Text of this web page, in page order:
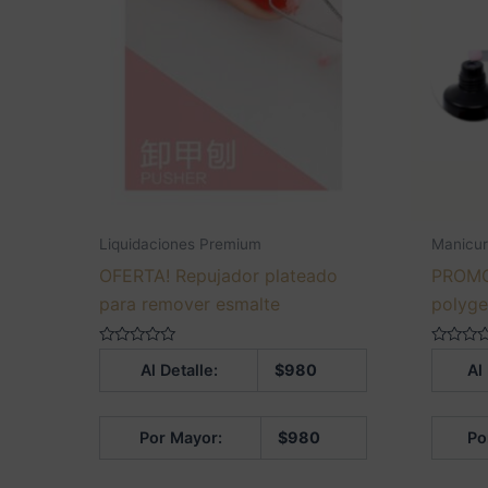
Liquidaciones Premium
OFERTA! Repujador plateado
para remover esmalte
Al Detalle: $980
Por Mayor: $980
Al